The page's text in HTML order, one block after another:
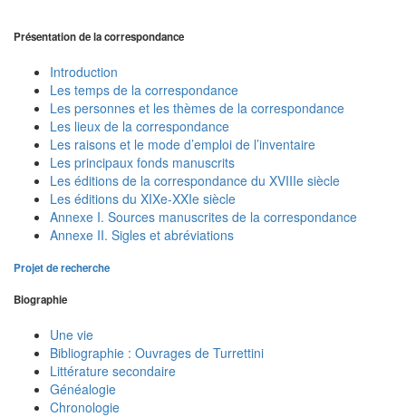
Présentation de la correspondance
Introduction
Les temps de la correspondance
Les personnes et les thèmes de la correspondance
Les lieux de la correspondance
Les raisons et le mode d’emploi de l’inventaire
Les principaux fonds manuscrits
Les éditions de la correspondance du XVIIIe siècle
Les éditions du XIXe-XXIe siècle
Annexe I. Sources manuscrites de la correspondance
Annexe II. Sigles et abréviations
Projet de recherche
Biographie
Une vie
Bibliographie : Ouvrages de Turrettini
Littérature secondaire
Généalogie
Chronologie